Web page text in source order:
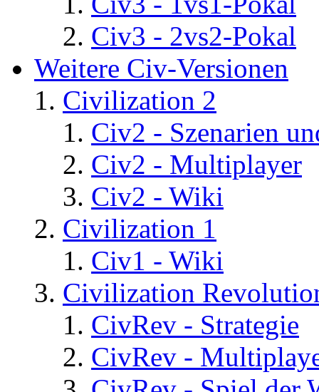
Civ3 - 2vs2-Pokal
Weitere Civ-Versionen
Civilization 2
Civ2 - Szenarien
Civ2 - Multiplayer
Civ2 - Wiki
Civilization 1
Civ1 - Wiki
Civilization
CivRev - Strategie
CivRev -